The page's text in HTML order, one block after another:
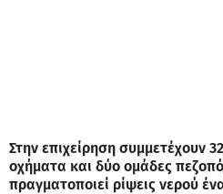
Στην επιχείρηση συμμετέχουν
οχήματα και δύο ομάδες
πραγματοποιεί ρίψεις νερού